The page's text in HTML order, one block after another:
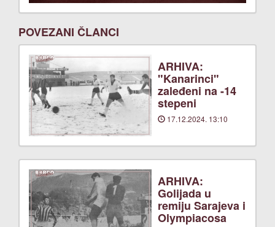
POVEZANI ČLANCI
ARHIVA:
"Kanarinci"
zaleđeni na -14
stepeni
17.12.2024. 13:10
ARHIVA:
Golijada u
remiju Sarajeva i
Olympiacosa